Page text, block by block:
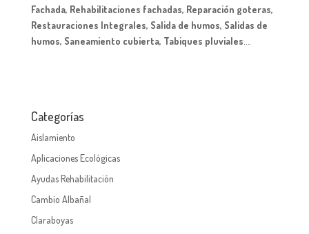
Fachada, Rehabilitaciones fachadas, Reparación goteras,
Restauraciones Integrales, Salida de humos, Salidas de
humos, Saneamiento cubierta, Tabiques pluviales
Categorías
Aislamiento
Aplicaciones Ecológicas
Ayudas Rehabilitación
Cambio Albañal
Claraboyas